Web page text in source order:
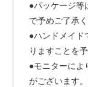
●パッケージ等
で予めご了承く
●ハンドメイド
りますことを
●モニターによ
がございます